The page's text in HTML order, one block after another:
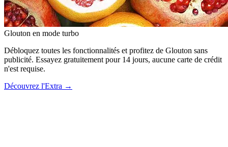
Glouton en mode turbo
Débloquez toutes les fonctionnalités et profitez de Glouton sans
publicité. Essayez gratuitement pour 14 jours, aucune carte de crédit
n'est requise.
Découvrez l'Extra →